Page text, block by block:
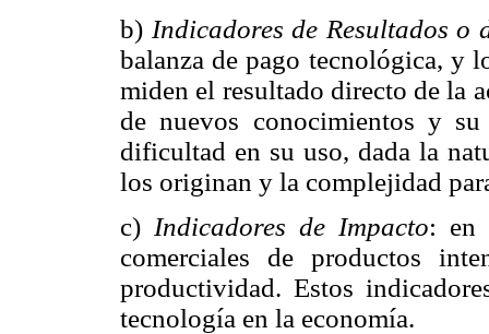
b) Indicadores de Resultados o
balanza de pago tecnológica, y
miden el resultado directo de la
de nuevos conocimientos y
dificultad en su uso, dada la
los originan y la complejidad
c) Indicadores de Impacto: en
comerciales de productos
productividad. Estos
tecnología en la economía.